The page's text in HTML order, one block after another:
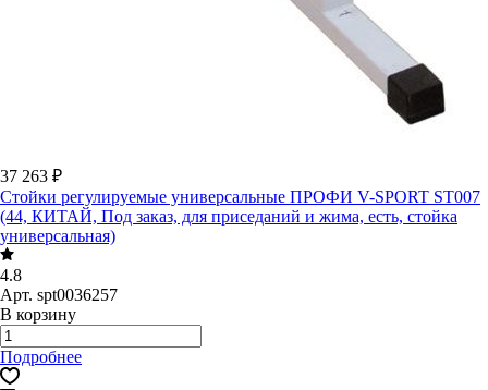
37 263 ₽
Стойки регулируемые универсальные ПРОФИ V-SPORT ST007
(44, КИТАЙ, Под заказ, для приседаний и жима, есть, стойка
универсальная)
4.8
Арт. spt0036257
В корзину
Подробнее